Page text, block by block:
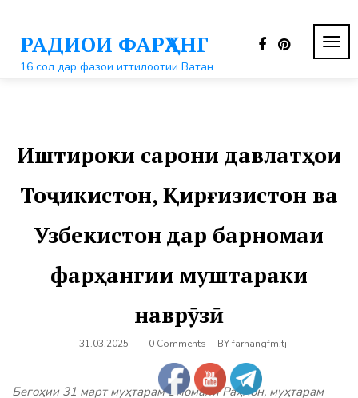
контентуРАДИОИ ФАРҲАНГ
16 сол дар фазои иттилоотии Ватан
Иштироки сарони давлатҳои
Тоҷикистон, Қирғизистон ва
Узбекистон дар барномаи
фарҳангии муштараки
наврӯзӣ
31.03.2025 0 Comments BYfarhangfm.tj
Бегоҳии 31 март муҳтарам Эмомалӣ Раҳмон, муҳтарам